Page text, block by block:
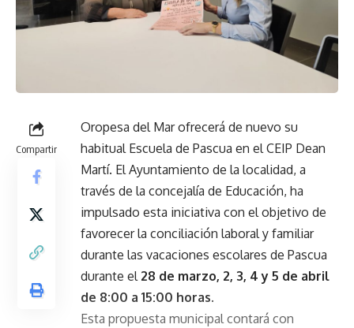
Compartir
Oropesa del Mar ofrecerá de nuevo su
habitual Escuela de Pascua en el CEIP Dean
Martí. El Ayuntamiento de la localidad, a
través de la concejalía de Educación, ha
impulsado esta iniciativa con el objetivo de
favorecer la conciliación laboral y familiar
durante las vacaciones escolares de Pascua
durante el 28 de marzo, 2, 3, 4 y 5 de abril
de 8:00 a 15:00 horas.
Esta propuesta municipal contará con